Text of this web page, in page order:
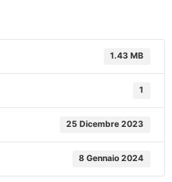
1.43 MB
1
25 Dicembre 2023
8 Gennaio 2024